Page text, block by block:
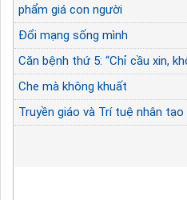
phẩm giá con người
Đổi mạng sống mình
Căn bệnh thứ 5: “Chỉ cầu xin,
Che mà không khuất
Truyền giáo và Trí tuệ nhân tạo